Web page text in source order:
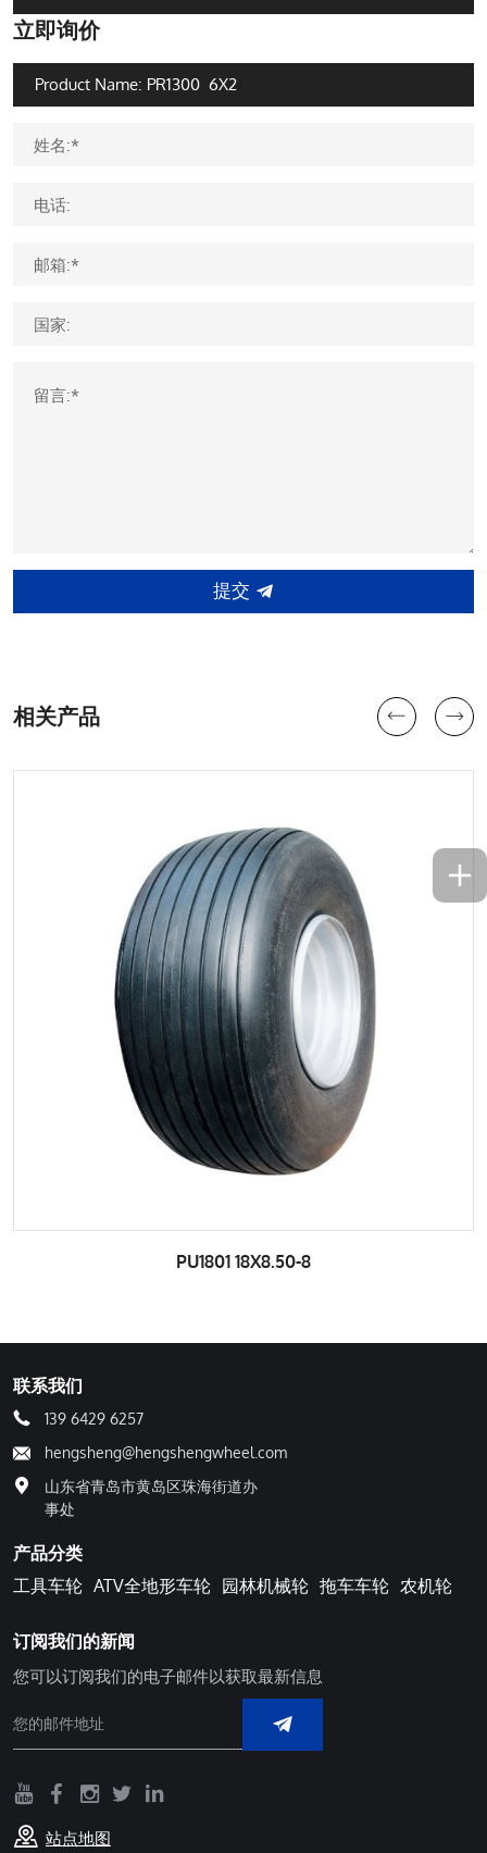
立即询价
姓名:*
电话:
邮箱:*
国家:
留言:*
提交
相关产品
PU1801 18X8.50-8
联系我们
139 6429 6257
hengsheng@hengshengwheel.com
山东省青岛市黄岛区珠海街道办
事处
产品分类
工具车轮 ATV全地形车轮 园林机械轮 拖车车轮 农机轮
订阅我们的新闻
您可以订阅我们的电子邮件以获取最新信息
站点地图